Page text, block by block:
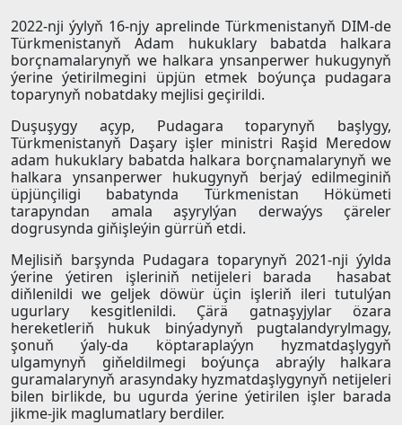
2022-nji ýylyň 16-njy aprelinde Türkmenistanyň DIM-de
Türkmenistanyň Adam hukuklary babatda halkara
borçnamalarynyň we halkara ynsanperwer hukugynyň
ýerine ýetirilmegini üpjün etmek boýunça pudagara
toparynyň nobatdaky mejlisi geçirildi.
Duşuşygy açyp, Pudagara toparynyň başlygy,
Türkmenistanyň Daşary işler ministri Raşid Meredow
adam hukuklary babatda halkara borçnamalarynyň we
halkara ynsanperwer hukugynyň berjaý edilmeginiň
üpjünçiligi babatynda Türkmenistan Hökümeti
tarapyndan amala aşyrylýan derwaýys çäreler
dogrusynda giňişleýin gürrüň etdi.
Mejlisiň barşynda Pudagara toparynyň 2021-nji ýylda
ýerine ýetiren işleriniň netijeleri barada hasabat
diňlenildi we geljek döwür üçin işleriň ileri tutulýan
ugurlary kesgitlenildi. Çärä gatnaşyjylar özara
hereketleriň hukuk binýadynyň pugtalandyrylmagy,
şonuň ýaly-da köptaraplaýyn hyzmatdaşlygyň
ulgamynyň giňeldilmegi boýunça abraýly halkara
guramalarynyň arasyndaky hyzmatdaşlygynyň netijeleri
bilen birlikde, bu ugurda ýerine ýetirilen işler barada
jikme-jik maglumatlary berdiler.